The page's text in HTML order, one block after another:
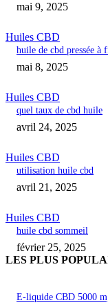
mai 9, 2025
Huiles CBD
huile de cbd pressée à
mai 8, 2025
Huiles CBD
quel taux de cbd huile
avril 24, 2025
Huiles CBD
utilisation huile cbd
avril 21, 2025
Huiles CBD
huile cbd sommeil
février 25, 2025
LES PLUS
E-liquide CBD 5000